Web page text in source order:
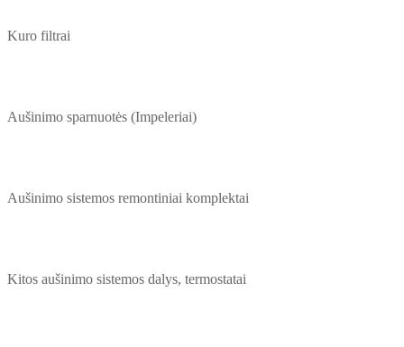
Kuro filtrai
Aušinimo sparnuotės (Impeleriai)
Aušinimo sistemos remontiniai komplektai
Kitos aušinimo sistemos dalys, termostatai